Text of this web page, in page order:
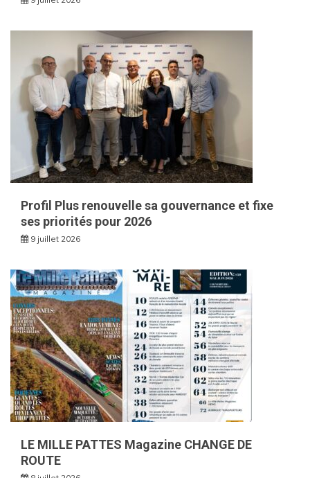
Profil Plus renouvelle sa gouvernance et fixe
ses priorités pour 2026
9 juillet 2026
LE MILLE PATTES Magazine CHANGE DE
ROUTE